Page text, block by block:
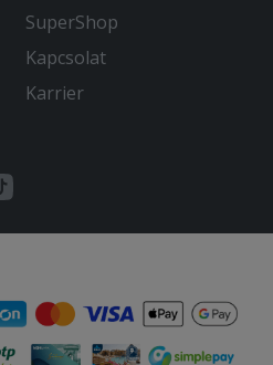
SuperShop
Kapcsolat
Karrier